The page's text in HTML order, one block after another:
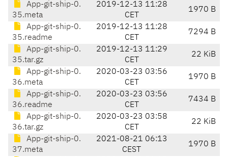
App-git-ship-0.
35.meta
2019-12-13 11:28
CET
1970 B
App-git-ship-0.
35.readme
2019-12-13 11:28
CET
7294 B
App-git-ship-0.
35.tar.gz
2019-12-13 11:29
CET
22 KiB
App-git-ship-0.
36.meta
2020-03-23 03:56
CET
1970 B
App-git-ship-0.
36.readme
2020-03-23 03:56
CET
7434 B
App-git-ship-0.
36.tar.gz
2020-03-23 03:58
CET
22 KiB
App-git-ship-0.
37.meta
2021-08-21 06:13
CEST
1970 B